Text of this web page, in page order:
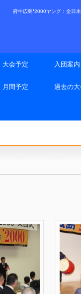
府中広島❜2000ヤング：全日本
大会予定 入団案内
月間予定 過去の